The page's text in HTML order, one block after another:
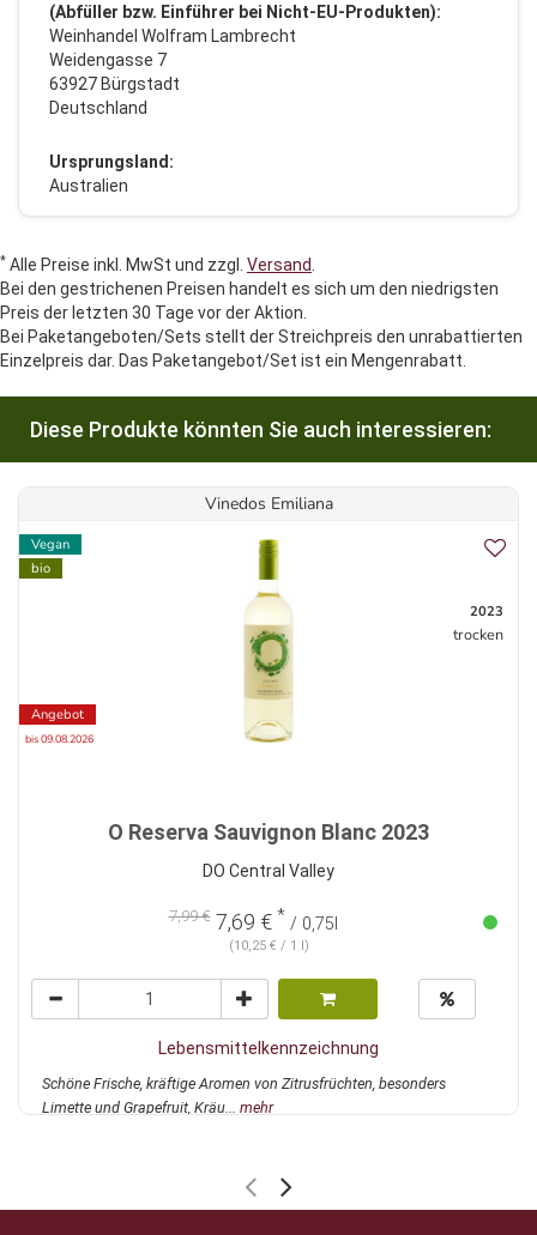
(Abfüller bzw. Einführer bei Nicht-EU-Produkten):
Weinhandel Wolfram Lambrecht
Weidengasse 7
63927 Bürgstadt
Deutschland
Ursprungsland:
Australien
* Alle Preise inkl. MwSt und zzgl. Versand
Bei den gestrichenen Preisen handelt es sich um den niedrigsten
Preis der letzten 30 Tage vor der Aktion.
Bei Paketangeboten/Sets stellt der Streichpreis den unrabattierten
Einzelpreis dar. Das Paketangebot/Set ist ein Mengenrabatt.
Diese Produkte könnten Sie auch interessieren:
Vinedos Emiliana
Vegan
bio
Angebot
bis 09.08.2026
2023
trocken
O Reserva Sauvignon Blanc 2023
DO Central Valley
7,99 €7,69 € * / 0,75l
(10,25 € / 1 l)
Lebensmittelkennzeichnung
Schöne Frische, kräftige Aromen von Zitrusfrüchten, besonders
Limette und Grapefruit, Kräu... mehr